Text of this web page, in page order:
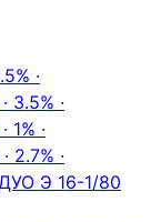
·
3.5% ·
1% ·
2.7% ·
Э 16-1/80